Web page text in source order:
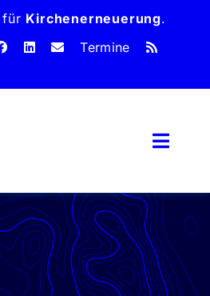
für Kirchen­erneuerung.
Termine
Magazin
Dossiers